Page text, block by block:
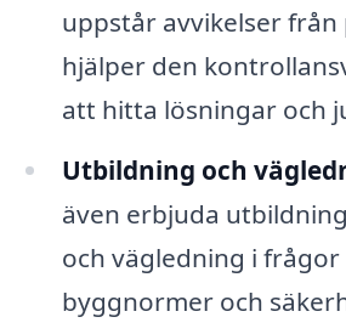
uppstår avvikelser från
hjälper den
att hitta lösningar och
Utbildning och
även erbjuda
och vägledning i
byggnormer och